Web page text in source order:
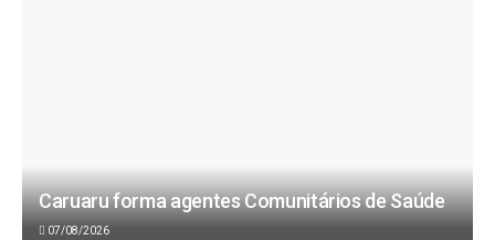
Caruaru forma agentes Comunitários de Saúde
07/08/2026